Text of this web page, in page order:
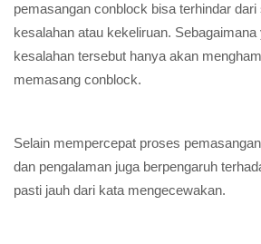
pemasangan conblock bisa terhindar dari
kesalahan atau kekeliruan.
kesalahan tersebut hanya akan
memasang conblock.
Selain mempercepat proses
dan pengalaman juga berpengaruh
pasti jauh dari kata mengecewakan.